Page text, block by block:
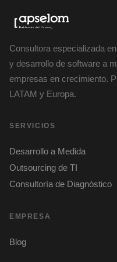
Consultora especializada
y desarrollo de software a
empresas en crecimiento.
LATAM y Europa.
SERVICIOS
Desarrollo a Medida
Outsourcing de TI
Consultoría de Diagnóstico
EMPRESA
Blog